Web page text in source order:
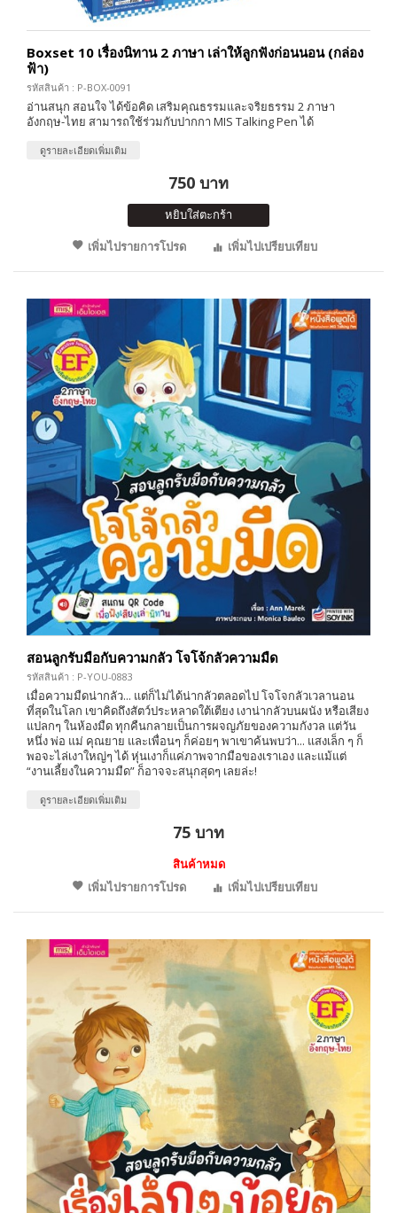
Boxset 10 เรื่องนิทาน 2 ภาษา เล่าให้ลูกฟังก่อนนอน (กล่อง
ฟ้า)
รหัสสินค้า : P-BOX-0091
อ่านสนุก สอนใจ ได้ข้อคิด เสริมคุณธรรมและจริยธรรม 2 ภาษา
อังกฤษ-ไทย สามารถใช้ร่วมกับปากกา MIS Talking Pen ได้
ดูรายละเอียดเพิ่มเติม
750 บาท
หยิบใส่ตะกร้า
เพิ่มไปรายการโปรด
เพิ่มไปเปรียบเทียบ
สอนลูกรับมือกับความกลัว โจโจ้กลัวความมืด
รหัสสินค้า : P-YOU-0883
เมื่อความมืดน่ากลัว... แต่ก็ไม่ได้น่ากลัวตลอดไป โจโจกลัวเวลานอน
ที่สุดในโลก เขาคิดถึงสัตว์ประหลาดใต้เตียง เงาน่ากลัวบนผนัง หรือเสียง
แปลกๆ ในห้องมืด ทุกคืนกลายเป็นการผจญภัยของความกังวล แต่วัน
หนึ่ง พ่อ แม่ คุณยาย และเพื่อนๆ ก็ค่อยๆ พาเขาค้นพบว่า... แสงเล็ก ๆ ก็
พอจะไล่เงาใหญ่ๆ ได้ หุ่นเงาก็แค่ภาพจากมือของเราเอง และแม้แต่
“งานเลี้ยงในความมืด” ก็อาจจะสนุกสุดๆ เลยล่ะ!
ดูรายละเอียดเพิ่มเติม
75 บาท
สินค้าหมด
เพิ่มไปรายการโปรด
เพิ่มไปเปรียบเทียบ